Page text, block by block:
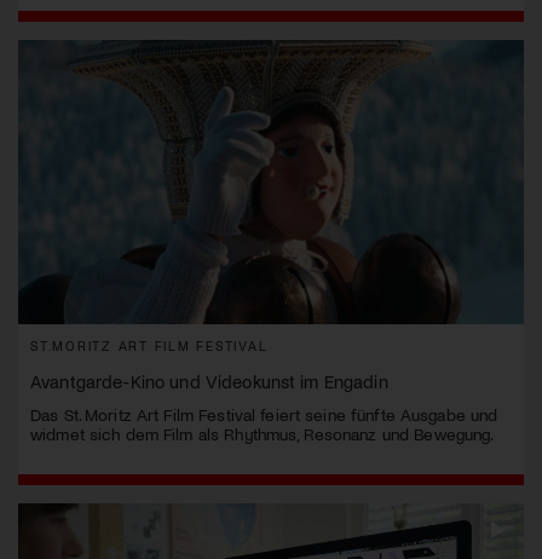
ST.MORITZ ART FILM FESTIVAL
Avantgarde-Kino und Videokunst im Engadin
Das St. Moritz Art Film Festival feiert seine fünfte Ausgabe und
widmet sich dem Film als Rhythmus, Resonanz und Bewegung.